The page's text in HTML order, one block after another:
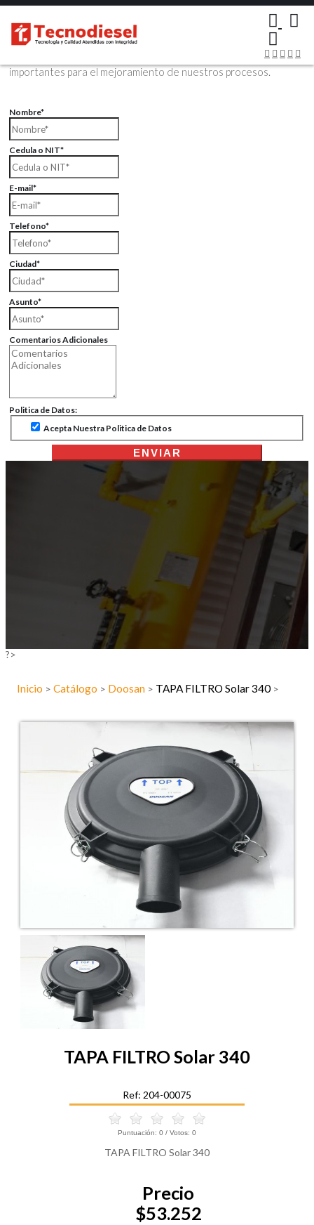
Contáctenos Vía Email
Envíenos sus datos con sus comentarios, sus opiniones son muy
importantes para el mejoramiento de nuestros procesos.
Nombre*
Cedula o NIT*
E-mail*
Telefono*
Ciudad*
Asunto*
Comentarios Adicionales
Politica de Datos:
Acepta Nuestra Politica de Datos
ENVIAR
?>
Inicio > Catálogo > Doosan > TAPA FILTRO Solar 340 >
TAPA FILTRO Solar 340
Ref: 204-00075
Puntuación: 0 / Votos: 0
TAPA FILTRO Solar 340
Precio
$53.252